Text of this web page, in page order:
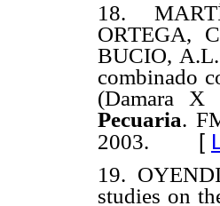
18.
ORTEGA,
BUCIO,
combinado
(Damara X
Pecuaria.
2003. [
19.
studies on